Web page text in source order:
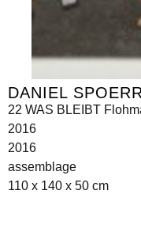
DANIEL
22 WAS BLEIBT
2016
2016
assemblage
110 x 140 x 50 cm